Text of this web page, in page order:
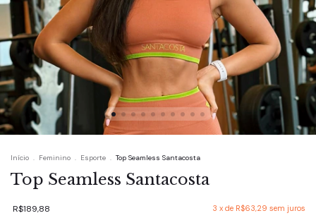
Início . Feminino . Esporte . Top Seamless Santacosta
Top Seamless Santacosta
R$189,88 3 x de R$63,29 sem juros